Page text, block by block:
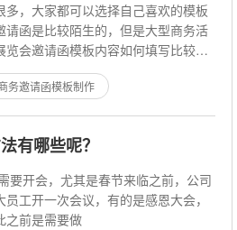
，大家都可以选择自己喜欢的模板
函是比较陌生的，但是大型商务活
会邀请函模板内容如何填写比较好?
览会邀
务邀请函模板制作
有哪些呢？
开会，尤其是春节来临之前，公司
工开一次会议，有的是感恩大会，
之前是需要做